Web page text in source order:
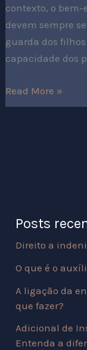
contexto, o bem-
devem sempre
guarda dos
capacidade dos
Read More »
Posts
Direito a
O que é o
A ligação da
que fazer?
Adicional de
Entenda a